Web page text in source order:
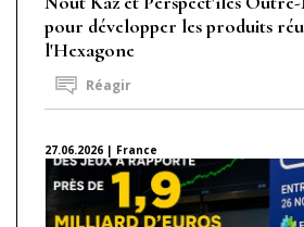
pour développer les produits
l'Hexagone
Réagir
27.06.2026 | France